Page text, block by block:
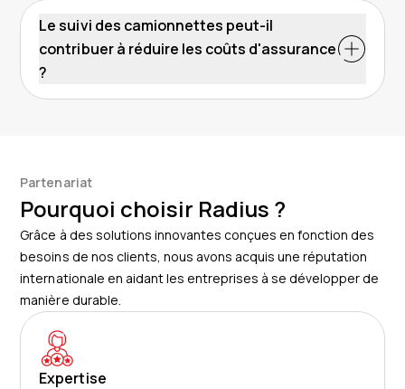
Le suivi des camionnettes peut-il
contribuer à réduire les coûts d'assurance
?
Partenariat
Pourquoi choisir Radius ?
Grâce à des solutions innovantes conçues en fonction des
besoins de nos clients, nous avons acquis une réputation
internationale en aidant les entreprises à se développer de
manière durable.
Expertise